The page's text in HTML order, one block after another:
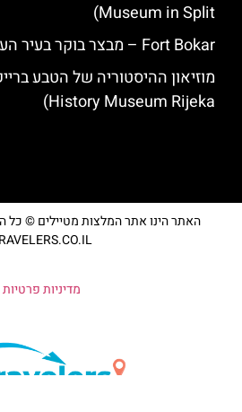
Museum in Split)
Fort Bokar – מבצר בוקר בעיר העתיקה של דוברובניק
History Museum Rijeka)
האתר הינו אתר המלצות מטיילים © כל
מדיניות פרטיות